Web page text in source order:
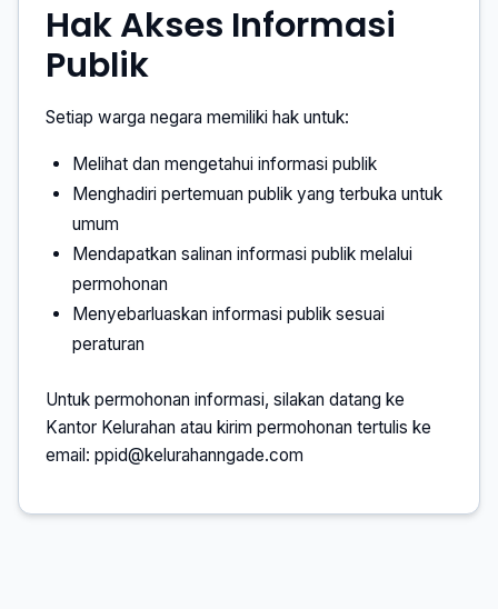
Hak Akses Informasi
Publik
Setiap warga negara memiliki hak untuk:
Melihat dan mengetahui informasi publik
Menghadiri pertemuan publik yang terbuka untuk
umum
Mendapatkan salinan informasi publik melalui
permohonan
Menyebarluaskan informasi publik sesuai
peraturan
Untuk permohonan informasi, silakan datang ke
Kantor Kelurahan atau kirim permohonan tertulis ke
email: ppid@kelurahanngade.com